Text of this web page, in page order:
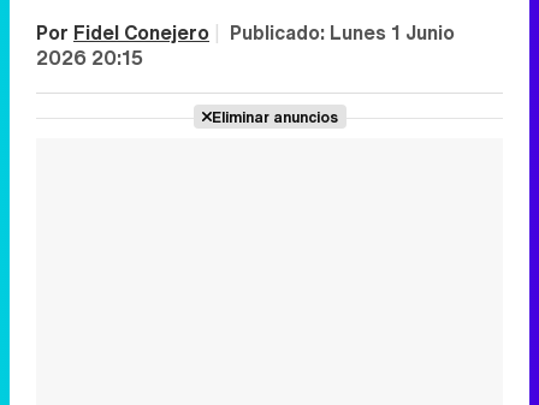
Por Fidel Conejero | Publicado: Lunes 1 Junio
2026 20:15
Eliminar anuncios